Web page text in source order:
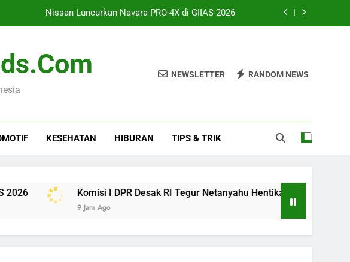
Nissan Luncurkan Navara PRO-4X di GIIAS 2026
Tidur Sehat: Apakah 8 Jam atau Deep Sleep yang Utama?
Kembali ke Studio, AAP Rocky Ungkap Album Baru
I DPR Desak RI Tegur Netanyahu Hentikan Serangan Gaza
NEWSLETTER RANDOM NEWS
KESEHATAN HIBURAN TIPS & TRIK
Komisi I DPR Desak RI Tegur Netanyahu Hentikan Serangan Gaza
9 Jam Ago